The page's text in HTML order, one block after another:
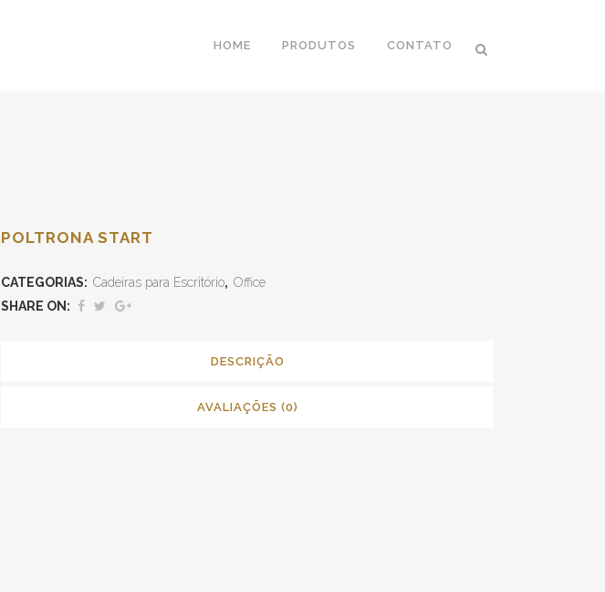
HOME PRODUTOS CONTATO
POLTRONA START
CATEGORIAS: Cadeiras para Escritório, Office
SHARE ON:
DESCRIÇÃO
AVALIAÇÕES (0)